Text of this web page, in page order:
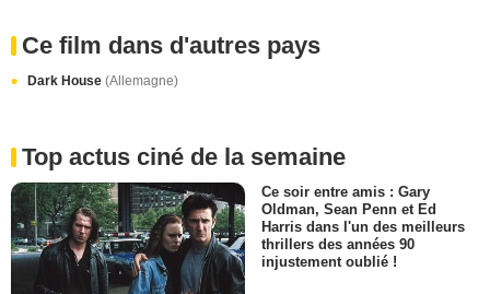
Ce film dans d'autres pays
Dark House (Allemagne)
Top actus ciné de la semaine
Ce soir entre amis : Gary
Oldman, Sean Penn et Ed
Harris dans l'un des meilleurs
thrillers des années 90
injustement oublié !